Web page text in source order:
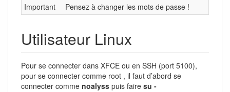
Important Pensez à changer les mots de passe !
Utilisateur Linux
Pour se connecter dans XFCE ou en SSH (port 5100),
pour se connecter comme root , il faut d’abord se
connecter comme noalyss puis faire su -